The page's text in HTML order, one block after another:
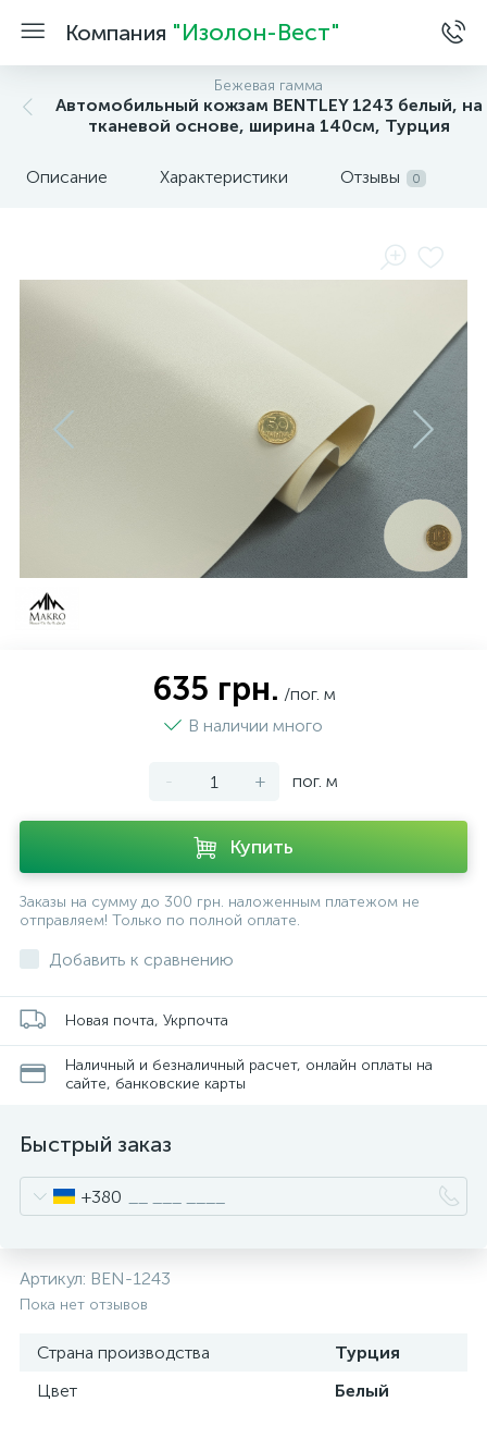
Компания "Изолон-Вест"
Бежевая гамма
Автомобильный кожзам BENTLEY 1243 белый, на
тканевой основе, ширина 140см, Турция
Описание Характеристики Отзывы 0
635 грн. /пог. м
В наличии много
- + пог. м
Купить
Заказы на сумму до 300 грн. наложенным платежом не
отправляем! Только по полной оплате.
Добавить к сравнению
Новая почта, Укрпочта
Наличный и безналичный расчет, онлайн оплаты на
сайте, банковские карты
Быстрый заказ
+380
Артикул: BEN-1243
Пока нет отзывов
Страна производства
Турция
Цвет
Белый